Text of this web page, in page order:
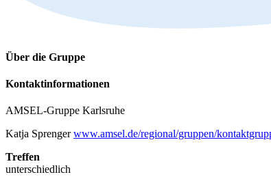
Über die Gruppe
Kontakt­informationen
AMSEL-Gruppe Karlsruhe
Katja Sprengerwww.amsel.de/regional/gruppen/
Treffen
unterschiedlich